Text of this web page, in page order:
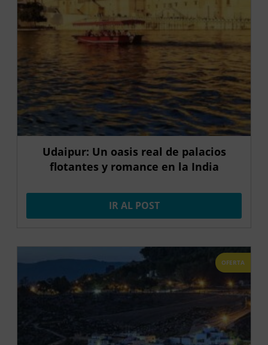
Udaipur: Un oasis real de palacios
flotantes y romance en la India
IR AL POST
OFERTA